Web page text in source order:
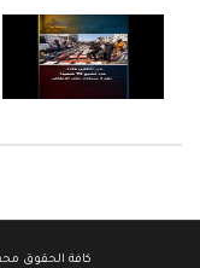
كافة الحقوق محفوظة ©